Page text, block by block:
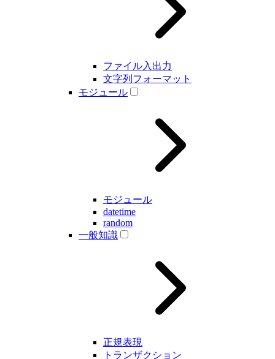
ファイル入出力
文字列フォーマット
モジュール
モジュール
datetime
random
一般知識
正規表現
トランザクション